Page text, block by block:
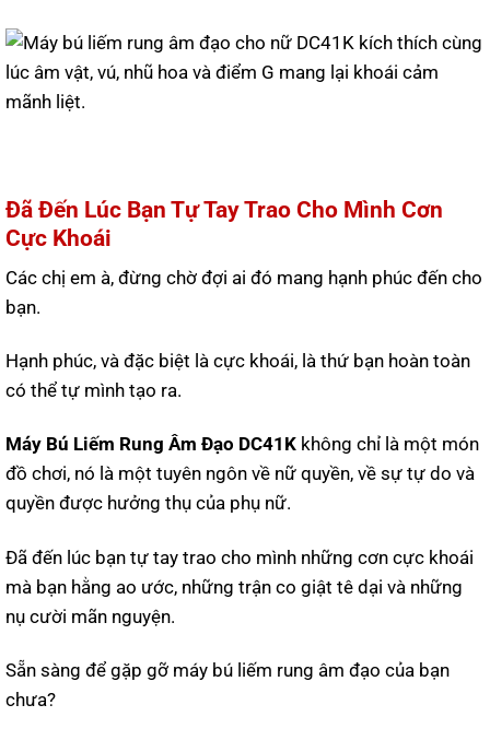
Đã Đến Lúc Bạn Tự Tay Trao Cho Mình Cơn
Cực Khoái
Các chị em à, đừng chờ đợi ai đó mang hạnh phúc đến cho
bạn.
Hạnh phúc, và đặc biệt là cực khoái, là thứ bạn hoàn toàn
có thể tự mình tạo ra.
Máy Bú Liếm Rung Âm Đạo DC41K không chỉ là một món
đồ chơi, nó là một tuyên ngôn về nữ quyền, về sự tự do và
quyền được hưởng thụ của phụ nữ.
Đã đến lúc bạn tự tay trao cho mình những cơn cực khoái
mà bạn hằng ao ước, những trận co giật tê dại và những
nụ cười mãn nguyện.
Sẵn sàng để gặp gỡ máy bú liếm rung âm đạo của bạn
chưa?